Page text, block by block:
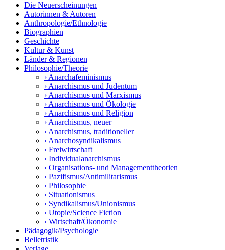
Die Neuerscheinungen
Autorinnen & Autoren
Anthropologie/Ethnologie
Biographien
Geschichte
Kultur & Kunst
Länder & Regionen
Philosophie/Theorie
› Anarchafeminismus
› Anarchismus und Judentum
› Anarchismus und Marxismus
› Anarchismus und Ökologie
› Anarchismus und Religion
› Anarchismus, neuer
› Anarchismus, traditioneller
› Anarchosyndikalismus
› Freiwirtschaft
› Individualanarchismus
› Organisations- und Managementtheorien
› Pazifismus/Antimilitarismus
› Philosophie
› Situationismus
› Syndikalismus/Unionismus
› Utopie/Science Fiction
› Wirtschaft/Ökonomie
Pädagogik/Psychologie
Belletristik